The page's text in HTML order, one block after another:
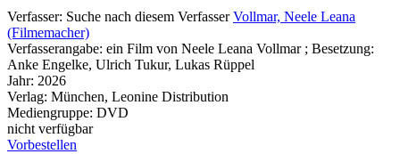
Verfasser: Suche nach diesem Verfasser Vollmar, Neele Leana
(Filmemacher)
Verfasserangabe: ein Film von Neele Leana Vollmar ; Besetzung:
Anke Engelke, Ulrich Tukur, Lukas Rüppel
Jahr: 2026
Verlag: München, Leonine Distribution
Mediengruppe: DVD
nicht verfügbar
Vorbestellen